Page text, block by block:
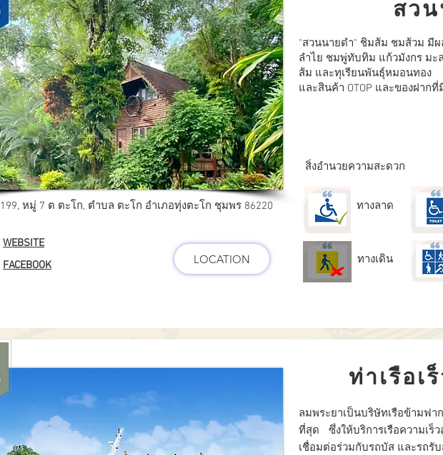
199, หมู่ 7 ต ตะโก, ตำบล ตะโก อำเภอทุ่งตะโก ชุมพร 86220
WEBSITE
FACEBOOK
LOCATION
สว
"สวนนายดำ" ชิมส้ม ชมส้วม มี
ลำไย ชมพู่ทับทิม แก้วมังกร มะ
ส้ม และทุเรียนพันธุ์หมอนทอง
และสินค้า OTOP และของฝาก
สิ่งอำนวยความสะดวก
ทางลาด
ทางเดิน
ท่าเรือเ
ลมพระยาเป็นบริษัทเรือข้ามฟ
ที่สุด ซึ่งให้บริการเรือความเร็
เชื่อมต่อร่วมกับรถบัส และรถรับ